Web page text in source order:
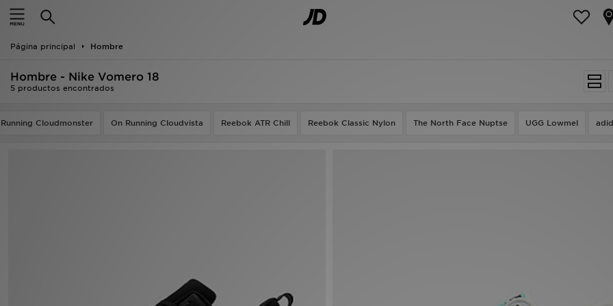
Página principal Hombre
Hombre - Nike Vomero 18
5 productos encontrados
Cloudmonster On Running Cloudvista Reebok ATR Chill Reebok Classic Nylon The North Face Nuptse UGG Lowmel
Hombre
Mujer
Niños